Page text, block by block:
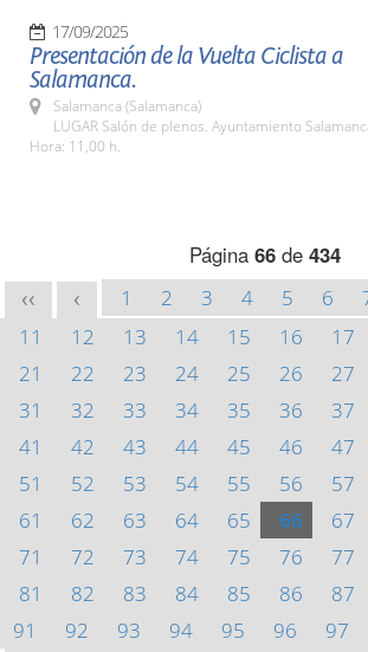
17/09/2025
Presentación de la Vuelta Ciclista a
Salamanca.
Salamanca (Salamanca)
LUGAR Salón de plenos. Ayuntamiento
Hora: 11,00 h.
Página 66 de 434
<< < 1 2 3 4 5 6
11
12 13 14 15 16 17
21
22 23 24 25 26 27
31
32 33 34 35 36 37
41
42 43 44 45 46 47
51
52 53 54 55 56 57
61
62 63 64 65 66 67
71
72 73 74 75 76 77
81
82 83 84 85 86 87
91
92 93 94 95 96 97